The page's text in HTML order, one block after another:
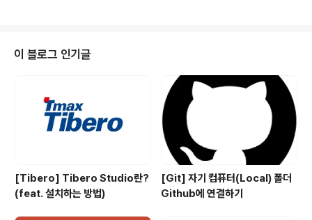
rol.Event.touchUpInside) 설정해놓은 more이라는
함수 안에 높이를 알아내는 함수 heightForView를 이용
이 블로그 인기글
[Tibero] Tibero Studio란?
(feat. 설치하는 방법)
[Git] 자기 컴퓨터(Local) 폴더
Github에 연결하기